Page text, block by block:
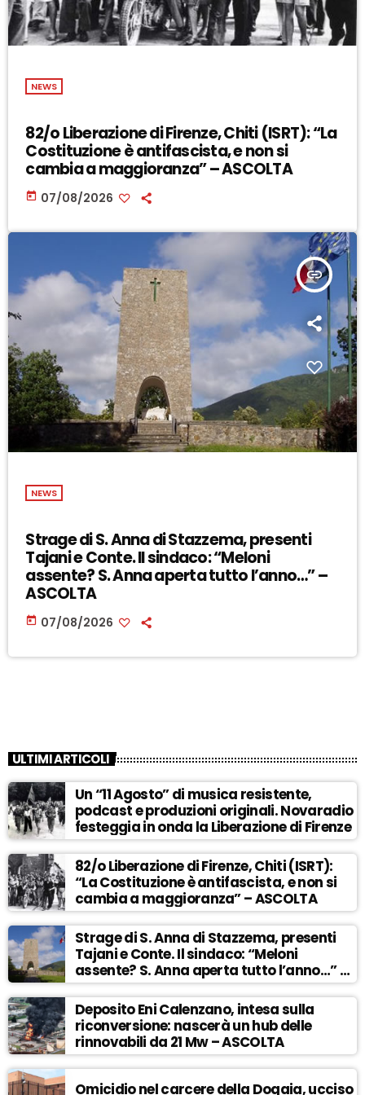
NEWS
82/o Liberazione di Firenze, Chiti (ISRT): “La
Costituzione è antifascista, e non si
cambia a maggioranza” – ASCOLTA
today 07/08/2026
insert_link
NEWS
Strage di S. Anna di Stazzema, presenti
Tajani e Conte. Il sindaco: “Meloni
assente? S. Anna aperta tutto l’anno…” –
ASCOLTA
today 07/08/2026
ULTIMI ARTICOLI
Un “11 Agosto” di musica resistente,
podcast e produzioni originali. Novaradio
festeggia in onda la Liberazione di Firenze
82/o Liberazione di Firenze, Chiti (ISRT):
“La Costituzione è antifascista, e non si
cambia a maggioranza” – ASCOLTA
Strage di S. Anna di Stazzema, presenti
Tajani e Conte. Il sindaco: “Meloni
assente? S. Anna aperta tutto l’anno…” –
ASCOLTA
Deposito Eni Calenzano, intesa sulla
riconversione: nascerà un hub delle
rinnovabili da 21 Mw – ASCOLTA
Omicidio nel carcere della Dogaia, ucciso